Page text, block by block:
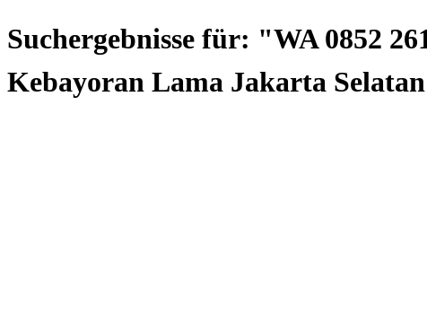
Suchergebnisse für: "WA 0852
Kebayoran Lama Jakarta